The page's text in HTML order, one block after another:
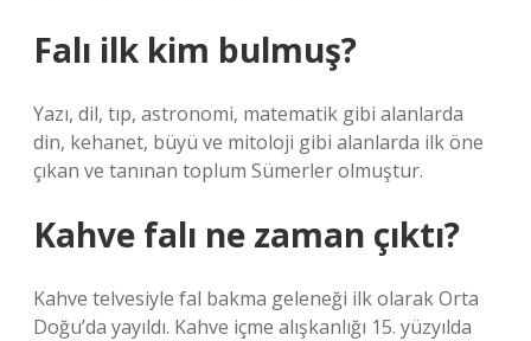
Falı ilk kim bulmuş?
Yazı, dil, tıp, astronomi, matematik gibi alanlarda
din, kehanet, büyü ve mitoloji gibi alanlarda ilk öne
çıkan ve tanınan toplum Sümerler olmuştur.
Kahve falı ne zaman çıktı?
Kahve telvesiyle fal bakma geleneği ilk olarak Orta
Doğu’da yayıldı. Kahve içme alışkanlığı 15. yüzyılda